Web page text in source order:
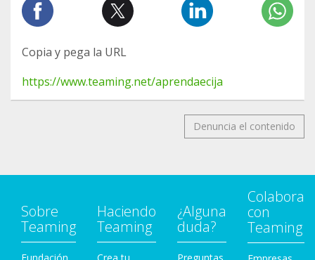
Copia y pega la URL
https://www.teaming.net/aprendaecija
Denuncia el contenido
Sobre
Teaming
Haciendo
Teaming
¿Alguna
duda?
Colabora
con
Teaming